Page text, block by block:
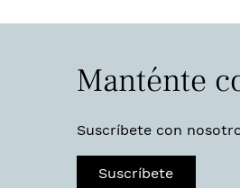
Manténte
Suscríbete con
Suscríbete